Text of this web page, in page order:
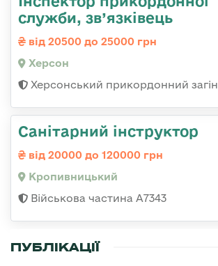
служби, зв’язківець
від 20500 до 25000 грн
Херсон
Херсонський прикордонний загін
Санітарний інструктор
від 20000 до 120000 грн
Кропивницький
Військова частина А7343
ПУБЛІКАЦІЇ